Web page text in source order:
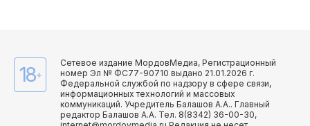
18+
Сетевое издание МордовМедиа, Регистрационный
номер Эл № ФС77-90710 выдано 21.01.2026 г.
Федеральной службой по надзору в сфере связи,
информационных технологий и массовых
коммуникаций. Учредитель Балашов А.А.. Главный
редактор Балашов А.А. Тел. 8(8342) 36-00-30,